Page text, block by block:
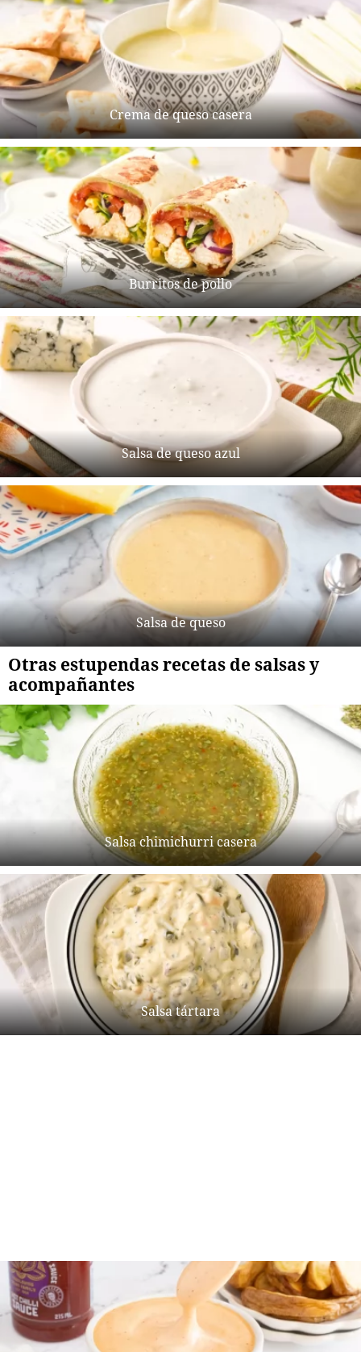
Crema de queso casera
Burritos de pollo
Salsa de queso azul
Salsa de queso
Otras estupendas recetas de salsas y
acompañantes
Salsa chimichurri casera
Salsa tártara